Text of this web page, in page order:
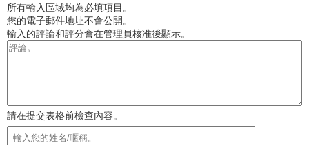
所有輸入區域均為必填項目。
您的電子郵件地址不會公開。
輸入的評論和評分會在管理員核准後顯示。
請在提交表格前檢查內容。